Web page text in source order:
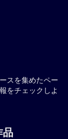
スを集めたペー
をチェックしよ
品